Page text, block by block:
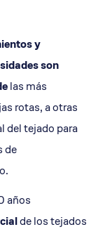
y
son
las más
rotas, a otras
del tejado para
de
años
de los tejados